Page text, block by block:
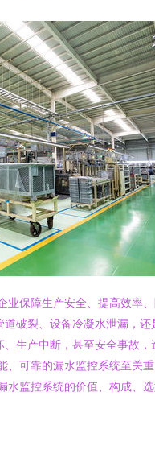
业保障生产安全、提高效率
破裂、设备冷凝水泄漏，还
生产中断，甚至安全事故，
、可靠的漏水监控系统至关重
水监控系统的价值、构成、